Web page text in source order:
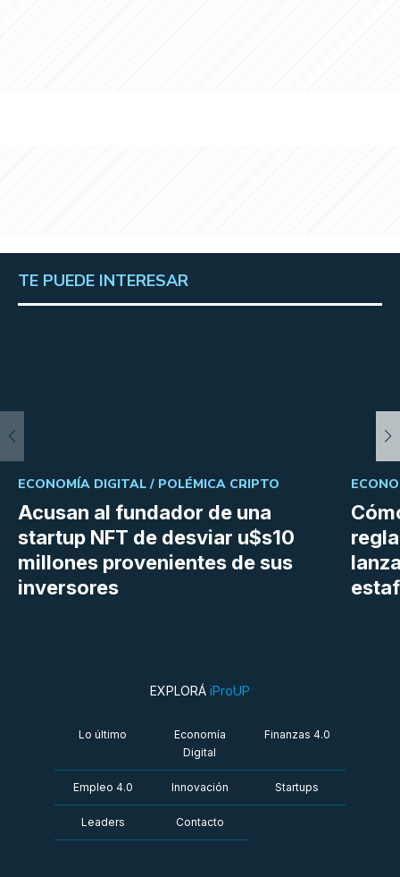
TE PUEDE INTERESAR
Acusan al fundador de una
startup NFT de desviar u$s10
millones provenientes de sus
inversores
ECONOMÍA DIGITAL / POLÉMICA CRIPTO
EXPLORÁ iProUP
Lo último
Economía
Digital
Finanzas 4.0
Empleo 4.0 Innovación Startups
Leaders Contacto